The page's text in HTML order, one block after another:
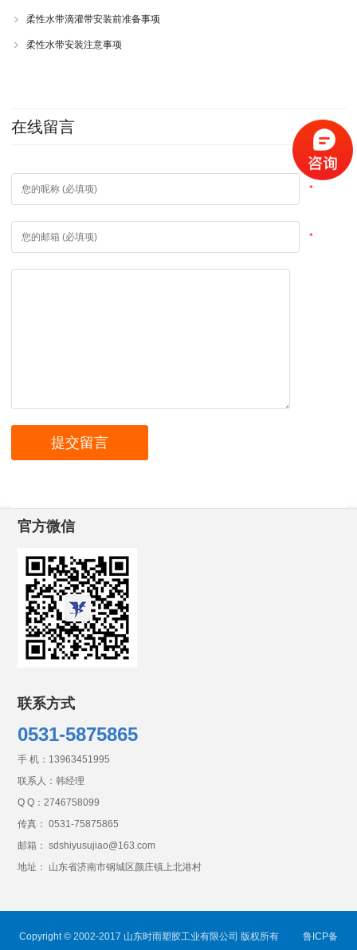
柔性水带滴灌带安装前准备事项
柔性水带安装注意事项
在线留言
*
*
官方微信
联系方式
0531-5875865
手 机： 13963451995
联系人：韩经理
Q Q： 2746758099
传真： 0531-75875865
邮箱： sdshiyusujiao@163.com
地址： 山东省济南市钢城区颜庄镇上北港村
Copyright © 2002-2017 山东时雨塑胶工业有限公司 版权所有 鲁ICP备